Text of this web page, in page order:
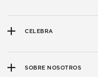
CELEBRA
SOBRE NOSOTROS